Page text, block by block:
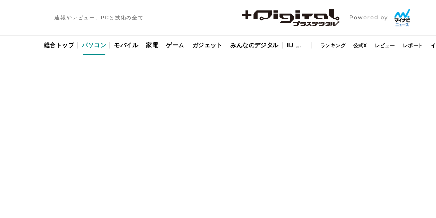
速報やレビュー、PCと技術の全て Powered by
総合トップ パソコン モバイル 家電 ゲーム ガジェット みんなのデジタル IIJ ランキング 公式X レビュー レポート